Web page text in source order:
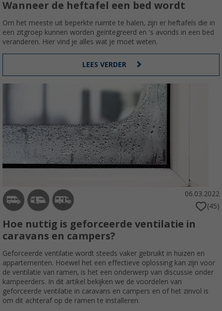
Wanneer de heftafel een bed wordt
Om het meeste uit beperkte ruimte te halen, zijn er heftafels die in
een zitgroep kunnen worden geïntegreerd en 's avonds in een bed
veranderen. Hier vind je alles wat je moet weten.
LEES VERDER
06.03.2022
(45)
Hoe nuttig is geforceerde ventilatie in
caravans en campers?
Geforceerde ventilatie wordt steeds vaker gebruikt in huizen en
appartementen. Hoewel het een effectieve oplossing kan zijn voor
de ventilatie van ramen, is het een onderwerp van discussie onder
kampeerders. In dit artikel bekijken we de voordelen van
geforceerde ventilatie in caravans en campers en of het zinvol is
om dit achteraf op de ramen te installeren.